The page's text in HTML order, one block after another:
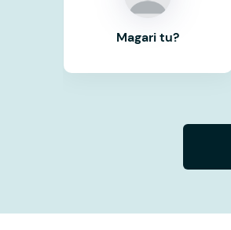
Magari tu?